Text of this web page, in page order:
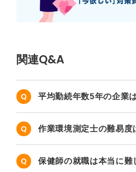
関連Q&A
平均勤続年数5年の企業
作業環境測定士の難易度
保健師の就職は本当に難